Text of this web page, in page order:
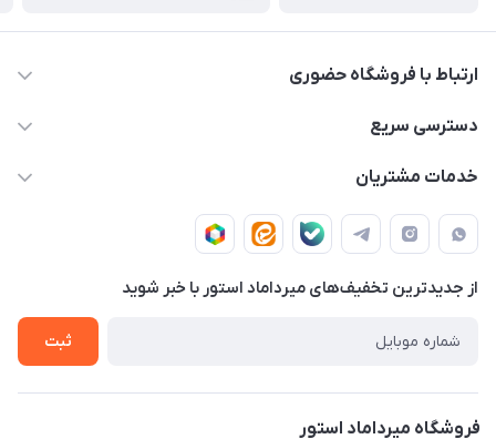
ارتباط با فروشگاه حضوری
02188874370 - 02188874371
پایتخت - طبقه اول - واحد 172
دسترسی سریع
صـفـحـه اصـلـی
دربـاره مـیـردامـاد اسـتـور
خدمات مشتریان
قـوانـیـن و مـقـررات
روش هـای پـرداخـت
تـیـکـت بـه پـشـتـیـبـانـی
از جدید‌ترین تخفیف‌های میرداماد استور با‌ خبر شوید
ثبت
فروشگاه میرداماد استور